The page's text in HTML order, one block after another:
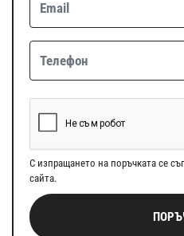
С изпращането на поръчката се
сайта.